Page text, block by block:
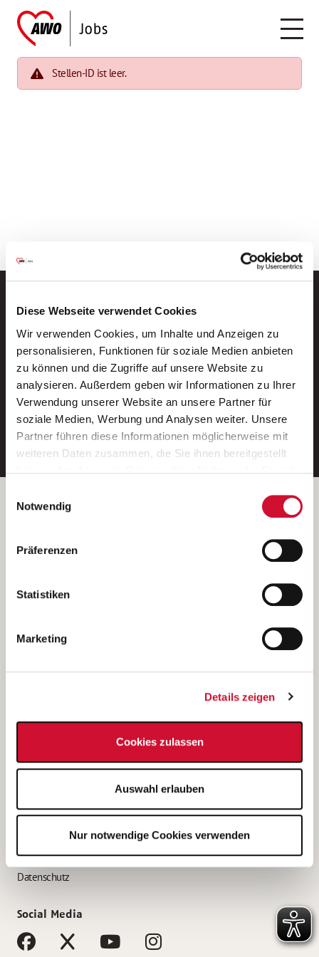
Diese Webseite verwendet Cookies
Wir verwenden Cookies, um Inhalte und Anzeigen zu
personalisieren, Funktionen für soziale Medien anbieten
zu können und die Zugriffe auf unsere Website zu
analysieren. Außerdem geben wir Informationen zu Ihrer
Verwendung unserer Website an unsere Partner für
soziale Medien, Werbung und Analysen weiter. Unsere
Partner führen diese Informationen möglicherweise mit
weiteren Daten zusammen, die Sie ihnen bereitgestellt
Wenn Sie auf „Cookies zulassen“ klicken, so stimmen
Sie der Speicherung sämtlicher Cookies zu. Sie können
Ihre Einwilligung selbstverständlich jederzeit widerrufen,
indem Sie die Cookie-Einstellungen aufrufen und diese
unsererDatenschutzerklärung
Notwendig
Präferenzen
Statistiken
Marketing
Details zeigen
Cookies zulassen
Auswahl erlauben
Nur notwendige Cookies verwenden
Stellen-ID ist leer.
Neue Stellen per E-Mail.
Ein kostenloser Service von AWO
Jobs.
E-Mail-Adresse eintragen
Betreiber der Webseite
Kantstraße 45a
(Ein Tochterunternehmen des AWO Bezirksverbandes Unterfranken
e.V.)
Bewerbung als Altenpflegehelfer*in
Bewerbung als Erzieher*in
AWO Gliederungen nach Bundesland
Impressum
Datenschutz
Social Media